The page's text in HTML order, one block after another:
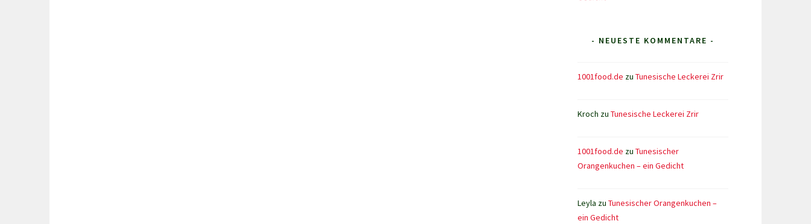
- NEUESTE KOMMENTARE -
1001food.de zu Tunesische Leckerei Zrir
Kroch zu Tunesische Leckerei Zrir
1001food.de zu Tunesischer
Orangenkuchen – ein Gedicht
Leyla zu Tunesischer Orangenkuchen –
ein Gedicht